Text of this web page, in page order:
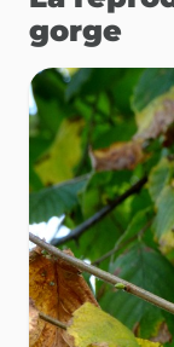
gorge